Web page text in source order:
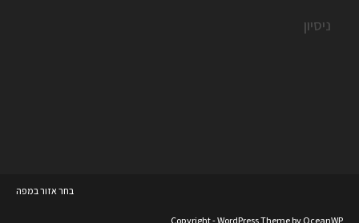
ניסיון
בחר אזור במפה
Copyright - WordPress Theme by OceanWP